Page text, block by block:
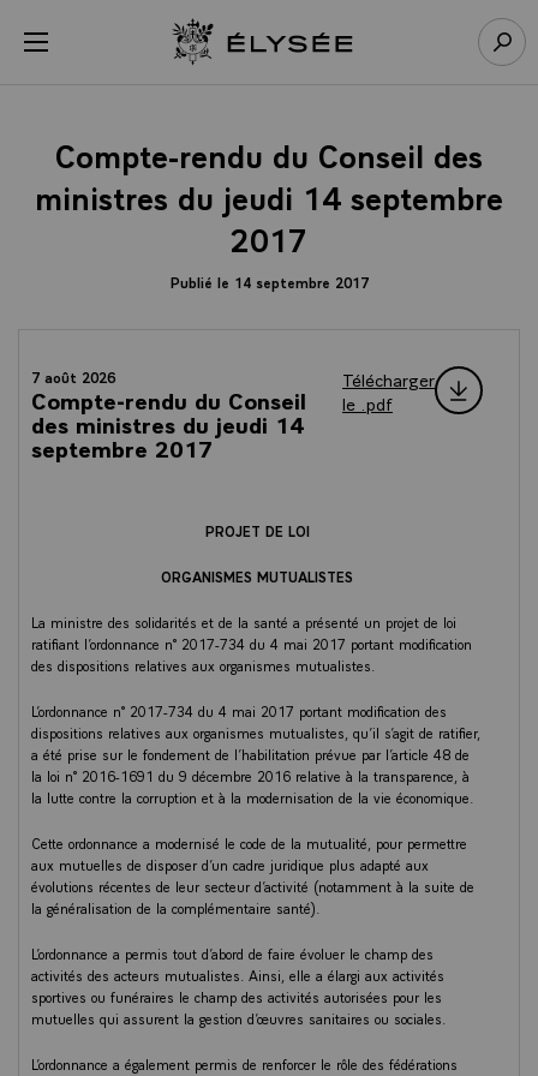
menu Retour à l’accueil Élysée
Compte-rendu du Conseil des
ministres du jeudi 14 septembre
2017
Publié le 14 septembre 2017
7 août 2026
Compte-rendu du Conseil
des ministres du jeudi 14
septembre 2017
Télécharger
le .pdf
PROJET DE LOI
ORGANISMES MUTUALISTES
La ministre des solidarités et de la santé a présenté un projet de loi
ratifiant l’ordonnance n° 2017-734 du 4 mai 2017 portant modification
des dispositions relatives aux organismes mutualistes.
L’ordonnance n° 2017-734 du 4 mai 2017 portant modification des
dispositions relatives aux organismes mutualistes, qu’il s’agit de ratifier,
a été prise sur le fondement de l’habilitation prévue par l’article 48 de
la loi n° 2016-1691 du 9 décembre 2016 relative à la transparence, à
la lutte contre la corruption et à la modernisation de la vie économique.
Cette ordonnance a modernisé le code de la mutualité, pour permettre
aux mutuelles de disposer d’un cadre juridique plus adapté aux
évolutions récentes de leur secteur d’activité (notamment à la suite de
la généralisation de la complémentaire santé).
L’ordonnance a permis tout d’abord de faire évoluer le champ des
activités des acteurs mutualistes. Ainsi, elle a élargi aux activités
sportives ou funéraires le champ des activités autorisées pour les
mutuelles qui assurent la gestion d’œuvres sanitaires ou sociales.
L’ordonnance a également permis de renforcer le rôle des fédérations
Panneau de gestion des cookies